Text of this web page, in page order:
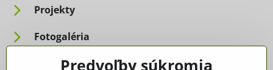
Projekty
Fotogaléria
Informácie pre rodičov
Predvoľby súkromia